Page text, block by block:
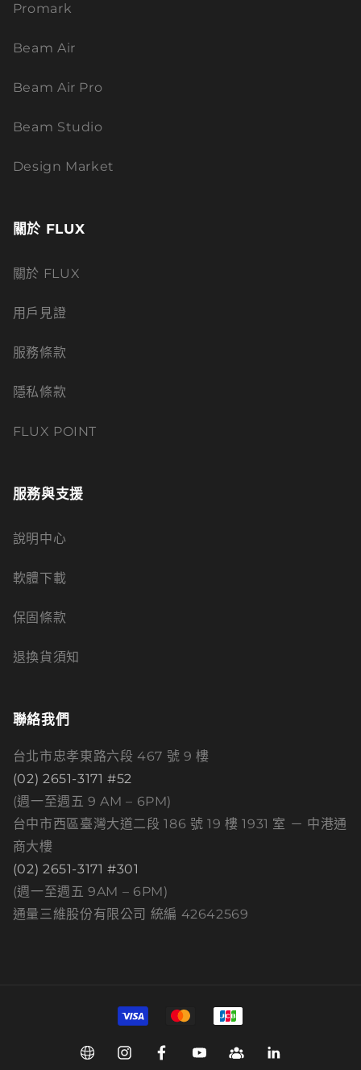
Promark
Beam Air
Beam Air Pro
Beam Studio
Design Market
關於 FLUX
關於 FLUX
用戶見證
服務條款
隱私條款
FLUX POINT
服務與支援
說明中心
軟體下載
保固條款
退換貨須知
聯絡我們
台北市忠孝東路六段 467 號 9 樓
(02) 2651-3171 #52
(週一至週五 9 AM – 6PM)
台中市西區臺灣大道二段 186 號 19 樓 1931 室 － 中港通
商大樓
(02) 2651-3171 #301
(週一至週五 9AM – 6PM)
通量三維股份有限公司 統編 42642569
Web InstagramFacebookYouTubeGroup Linkedin